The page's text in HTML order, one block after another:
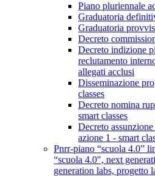
Piano pluriennale
Graduatoria
Graduatoria
Decreto
Decreto indizione
reclutamento
allegati acclusi
Disseminazione
classes
Decreto nomina
smart classes
Decreto
azione 1 - smart
Pnrr-piano “scuola 4.0”
“scuola 4.0", next
generation labs, progetto